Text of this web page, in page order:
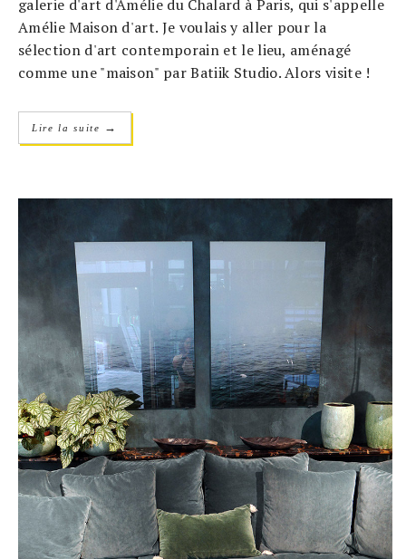
galerie d'art d'Amélie du Chalard à Paris, qui s'appelle
Amélie Maison d'art. Je voulais y aller pour la
sélection d'art contemporain et le lieu, aménagé
comme une "maison" par Batiik Studio. Alors visite !
Lire la suite →